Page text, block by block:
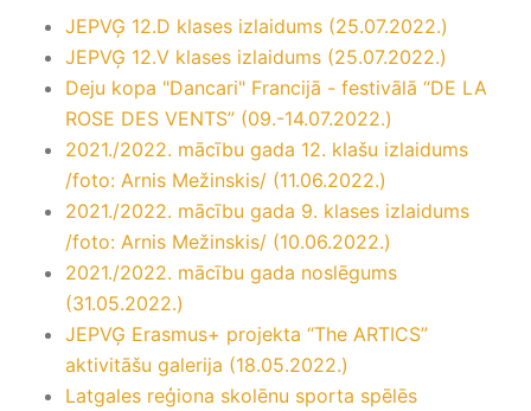
JEPVĢ 12.D klases izlaidums (25.07.2022.)
JEPVĢ 12.V klases izlaidums (25.07.2022.)
Deju kopa "Dancari" Francijā - festivālā “DE LA
ROSE DES VENTS” (09.-14.07.2022.)
2021./2022. mācību gada 12. klašu izlaidums
/foto: Arnis Mežinskis/ (11.06.2022.)
2021./2022. mācību gada 9. klases izlaidums
/foto: Arnis Mežinskis/ (10.06.2022.)
2021./2022. mācību gada noslēgums
(31.05.2022.)
JEPVĢ Erasmus+ projekta “The ARTICS”
aktivitāšu galerija (18.05.2022.)
Latgales reģiona skolēnu sporta spēlēs